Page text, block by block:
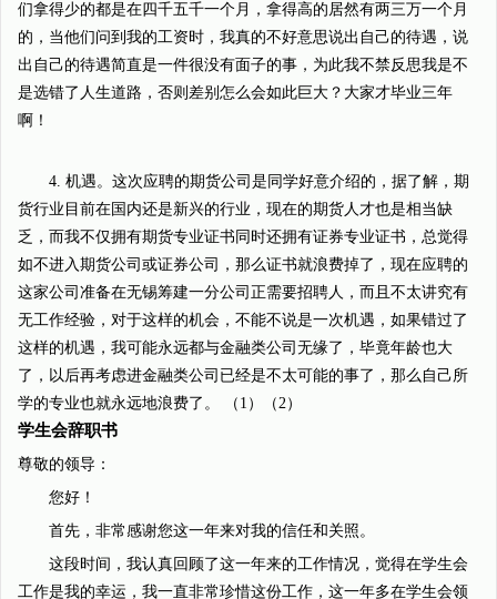
们拿得少的都是在四千五千一个月，拿得高的居然有两三万一个月
的，当他们问到我的工资时，我真的不好意思说出自己的待遇，说
出自己的待遇简直是一件很没有面子的事，为此我不禁反思我是不
是选错了人生道路，否则差别怎么会如此巨大？大家才毕业三年
啊！
4. 机遇。这次应聘的期货公司是同学好意介绍的，据了解，期
货行业目前在国内还是新兴的行业，现在的期货人才也是相当缺
乏，而我不仅拥有期货专业证书同时还拥有证券专业证书，总觉得
如不进入期货公司或证券公司，那么证书就浪费掉了，现在应聘的
这家公司准备在无锡筹建一分公司正需要招聘人，而且不太讲究有
无工作经验，对于这样的机会，不能不说是一次机遇，如果错过了
这样的机遇，我可能永远都与金融类公司无缘了，毕竟年龄也大
了，以后再考虑进金融类公司已经是不太可能的事了，那么自己所
学的专业也就永远地浪费了。 （1）（2）
学生会辞职书
尊敬的领导：
您好！
首先，非常感谢您这一年来对我的信任和关照。
这段时间，我认真回顾了这一年来的工作情况，觉得在学生会
工作是我的幸运，我一直非常珍惜这份工作，这一年多在学生会领